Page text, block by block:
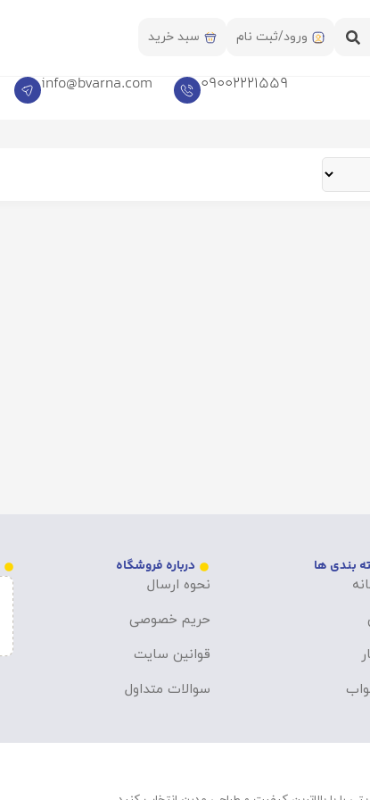
ورود/ثبت نام سبد خرید
09002221559
info@bvarna.com
بندی ها درباره فروشگاه
نحوه ارسال
حریم خصوصی
قوانین سایت
سوالات متداول